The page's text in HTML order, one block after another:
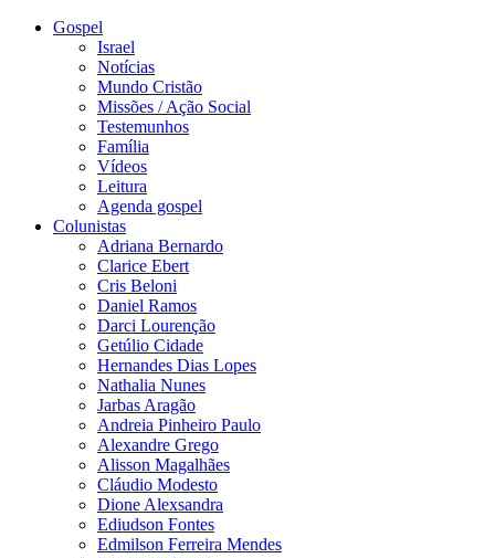
Gospel
Israel
Notícias
Mundo Cristão
Missões / Ação Social
Testemunhos
Família
Vídeos
Leitura
Agenda gospel
Colunistas
Adriana Bernardo
Clarice Ebert
Cris Beloni
Daniel Ramos
Darci Lourenção
Getúlio Cidade
Hernandes Dias Lopes
Nathalia Nunes
Jarbas Aragão
Andreia Pinheiro Paulo
Alexandre Grego
Alisson Magalhães
Cláudio Modesto
Dione Alexsandra
Ediudson Fontes
Edmilson Ferreira Mendes